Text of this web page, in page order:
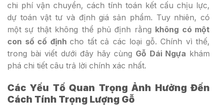
chi phí vận chuyển, cách tính toán kết cấu chịu lực,
dự toán vật tư và định giá sản phẩm. Tuy nhiên, có
một sự thật không thể phủ định rằng không có một
con số cố định cho tất cả các loại gỗ. Chính vì thế,
trong bài viết dưới đây hãy cùng Gỗ Dái Ngựa khám
phá chi tiết câu trả lời chính xác nhất.
Các Yếu Tố Quan Trọng Ảnh Hưởng Đến
Cách Tính Trọng Lượng Gỗ